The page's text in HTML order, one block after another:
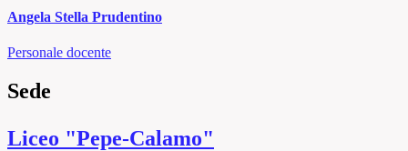
Angela Stella Prudentino
Personale docente
Sede
Liceo "Pepe-Calamo"